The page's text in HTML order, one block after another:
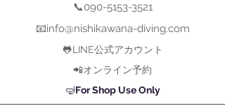
📞090-5153-3521
📧info@nishikawana-diving.com
🐸LINE公式アカウント
📲オンライン予約
🤿For Shop Use Only